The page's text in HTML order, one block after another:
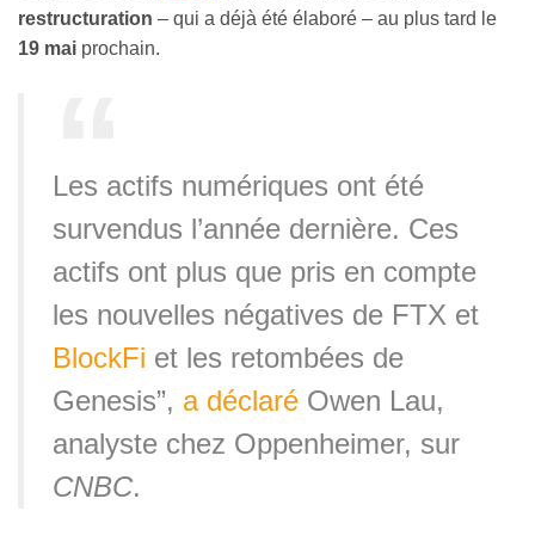
restructuration – qui a déjà été élaboré – au plus tard le
19 mai prochain.
Les actifs numériques ont été
survendus l’année dernière. Ces
actifs ont plus que pris en compte
les nouvelles négatives de FTX et
BlockFi et les retombées de
Genesis”, a déclaré Owen Lau,
analyste chez Oppenheimer, sur
CNBC.